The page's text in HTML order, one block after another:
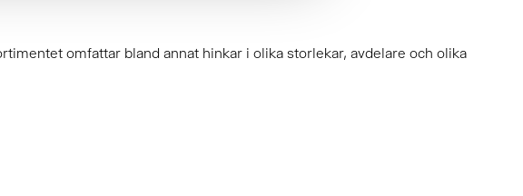
omfattar bland annat hinkar i olika storlekar, avdelare och olika